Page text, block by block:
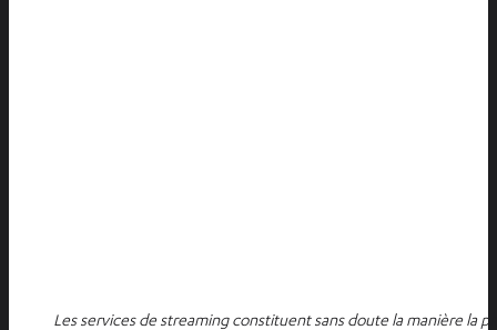
Les services de streaming constituent sans doute la manière la